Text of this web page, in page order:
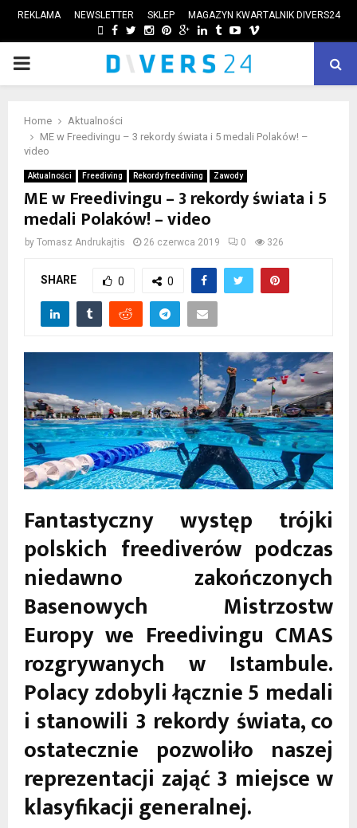
REKLAMA NEWSLETTER SKLEP MAGAZYN KWARTALNIK DIVERS24
FACEBOOK
TWITTER
INSTAGRAM
PINTEREST
GOOGLE
LINKEDIN
TUMBLRYOUTUBE
VIMEO
PRIMARY
Home
Aktualności
ME w Freedivingu – 3 rekordy świata i 5 medali Polaków! –
video
Aktualności Freediving Rekordy freediving Zawody
ME w Freedivingu – 3 rekordy świata i 5
medali Polaków! – video
by Tomasz Andrukajtis 26 czerwca 2019 0 326
SHARE 0 0
Fantastyczny występ trójki
polskich freediverów podczas
niedawno zakończonych
Basenowych Mistrzostw
Europy we Freedivingu CMAS
rozgrywanych w Istambule.
Polacy zdobyli łącznie 5 medali
i stanowili 3 rekordy świata, co
ostatecznie pozwoliło naszej
reprezentacji zająć 3 miejsce w
klasyfikacji generalnej.